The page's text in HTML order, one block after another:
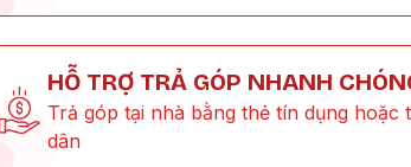
HỖ TRỢ TRẢ GÓP NHANH
Trả góp tại nhà bằng thẻ tín dụng
dân